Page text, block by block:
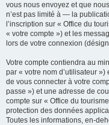
vous nous envoyez et que
n’est pas limité à — la
l’inscription sur « Office du
« votre compte ») et les
lors de votre connexion
Votre compte contiendra au
par « votre nom d’utilisateur
de vous connecter à votre
passe ») et une adresse de
compte sur « Office du
protection des données
Toutes les informations, en-